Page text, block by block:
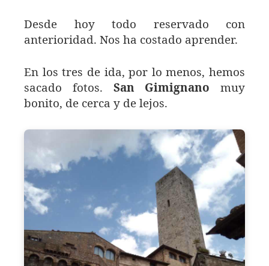
Desde hoy todo reservado con
anterioridad. Nos ha costado aprender.
En los tres de ida, por lo menos, hemos
sacado fotos. San Gimignano muy
bonito, de cerca y de lejos.